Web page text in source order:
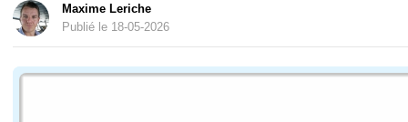
Maxime Leriche
Publié le 18-05-2026